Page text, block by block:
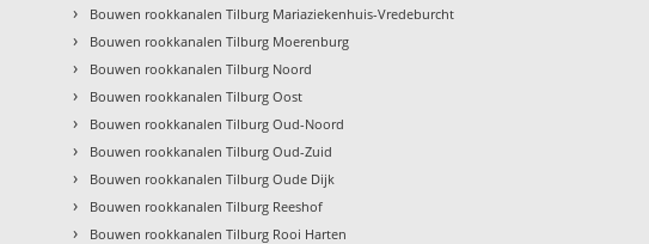
› Bouwen rookkanalen Tilburg Mariaziekenhuis-Vredeburcht
› Bouwen rookkanalen Tilburg Moerenburg
› Bouwen rookkanalen Tilburg Noord
› Bouwen rookkanalen Tilburg Oost
› Bouwen rookkanalen Tilburg Oud-Noord
› Bouwen rookkanalen Tilburg Oud-Zuid
› Bouwen rookkanalen Tilburg Oude Dijk
› Bouwen rookkanalen Tilburg Reeshof
› Bouwen rookkanalen Tilburg Rooi Harten